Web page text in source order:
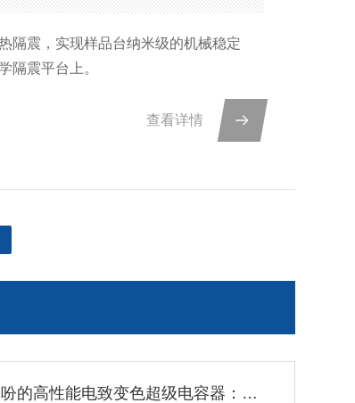
隔震，实现样品台纳米级的机械稳定
隔震平台上。
查看详情
基于二苯并噻吩的高性能电致变色超级电容器：实现储能状态的可视化监测